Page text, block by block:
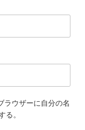
ラウザーに自分の名
る。